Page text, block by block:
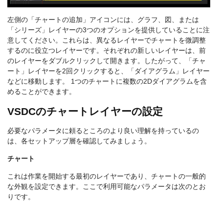
左側の「チャートの追加」アイコンには、グラフ、図、または
「シリーズ」レイヤーの3つのオプションを提供していることに注
意してください。これらは、異なるレイヤーでチャートを微調整
するのに役立つレイヤーです。それぞれの新しいレイヤーは、前
のレイヤーをダブルクリックして開きます。したがって、「チャ
ート」レイヤーを2回クリックすると、「ダイアグラム」レイヤー
などに移動します。 1つのチャートに複数の2Dダイアグラムを含
めることができます。
VSDCのチャートレイヤーの設定
必要なパラメータに頼るところのより良い理解を持っているの
は、各セットアップ層を確認してみましょう。
チャート
これは作業を開始する最初のレイヤーであり、チャートの一般的
な外観を設定できます。ここで利用可能なパラメータは次のとお
りです。